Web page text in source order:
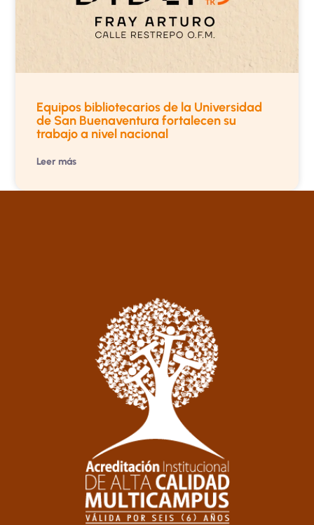
Equipos bibliotecarios de la Universidad
de San Buenaventura fortalecen su
trabajo a nivel nacional
Leer más